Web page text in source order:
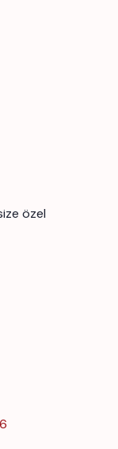
özel